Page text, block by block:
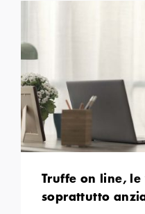
Truffe on line,
soprattutto